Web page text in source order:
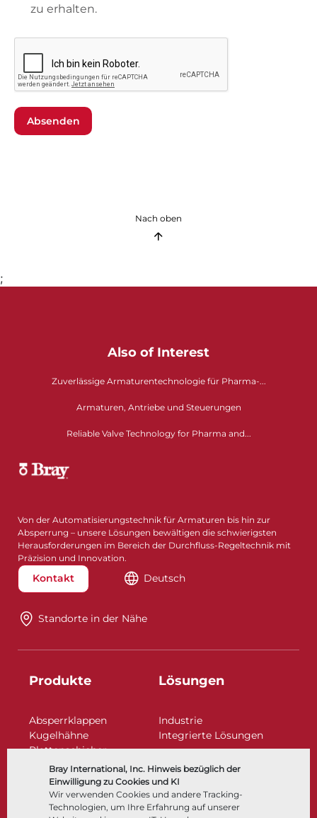
Bray International, Inc. Hinweis bezüglich der
Einwilligung zu Cookies und KI
Wir verwenden Cookies und andere Tracking-
Technologien, um Ihre Erfahrung auf unserer
zu erhalten.
Absenden
Nach oben
;
Also of Interest
Zuverlässige Armaturentechnologie für Pharma-...
Armaturen, Antriebe und Steuerungen
Reliable Valve Technology for Pharma and...
Von der Automatisierungstechnik für Armaturen bis hin zur
Absperrung – unsere Lösungen bewältigen die schwierigsten
Herausforderungen im Bereich der Durchfluss-Regeltechnik mit
Präzision und Innovation.
Kontakt Deutsch
Standorte in der Nähe​​​​​​​
Produkte
Absperrklappen
Kugelhähne
Plattenschieber
Regelarmaturen
Rückschlagklappen
Antriebe | Betätigungen
Steuer- und Regeltechnik
Lösungen
Industrie
Integrierte Lösungen